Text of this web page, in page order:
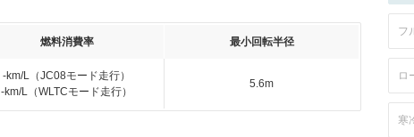
燃料消費率 最小回転半径
-km/L（JC08モード走行）
-km/L（WLTCモード走行）
5.6m
フ
ロ
寒